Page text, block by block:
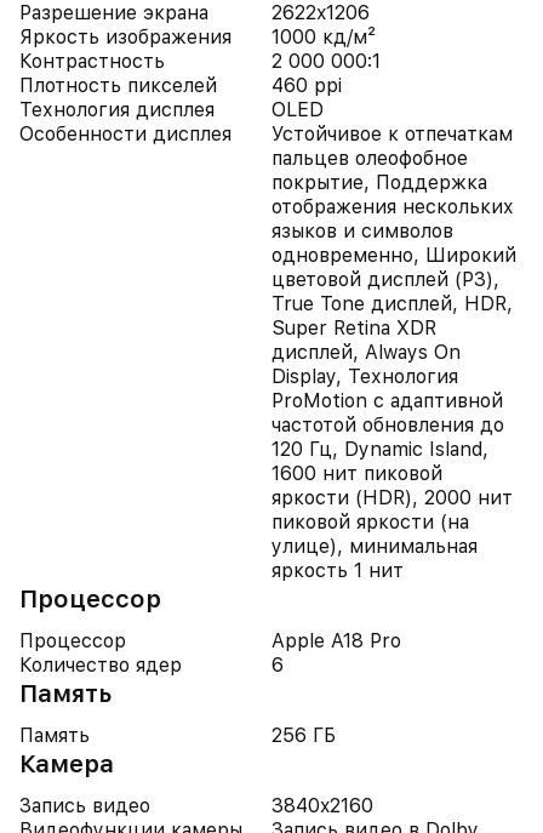
Разрешение экрана
2622x1206
Яркость изображения
1000 кд/м²
Контрастность
2 000 000:1
Плотность пикселей
460 ppi
Технология дисплея
OLED
Особенности дисплея
Устойчивое к отпечаткам
пальцев олеофобное
покрытие, Поддержка
отображения нескольких
языков и символов
одновременно, Широкий
цветовой дисплей (P3),
True Tone дисплей, HDR,
Super Retina XDR
дисплей, Always On
Display, Технология
ProMotion с адаптивной
частотой обновления до
120 Гц, Dynamic Island,
1600 нит пиковой
яркости (HDR), 2000 нит
пиковой яркости (на
улице), минимальная
яркость 1 нит
Процессор
Процессор
Apple A18 Pro
Количество ядер
6
Память
Память 256 ГБ
Камера
Запись видео
3840x2160